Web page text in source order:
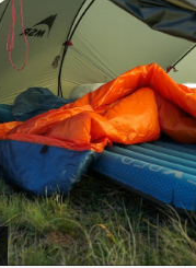
le plus léger de
par une petite
passions : l’outdoor et
Et pour cette dernière, ils
sac bénéficie d’une
les tissus les plus
je dois avouer
qui peut se
on dira que c’est
se transformer en
LIRE LE TEST